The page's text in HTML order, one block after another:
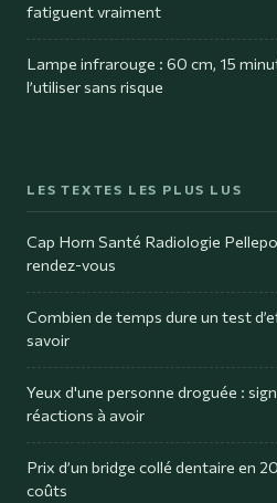
fatiguent vraiment
Lampe infrarouge : 60 cm, 15
l’utiliser sans risque
LES TEXTES LES PLUS LUS
Cap Horn Santé Radiologie
rendez-vous
Combien de temps dure un test
savoir
Yeux d'une personne droguée :
réactions à avoir
Prix d’un bridge collé dentaire en
coûts